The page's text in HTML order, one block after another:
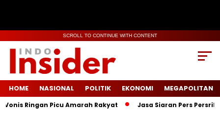
SCROLL TO CONTINUE WITH CONTENT
HOME NASIONAL POLITIK EKONOMI MEGAPOLITAN
Ringan Picu Amarah Rakyat Jasa Siaran Pers